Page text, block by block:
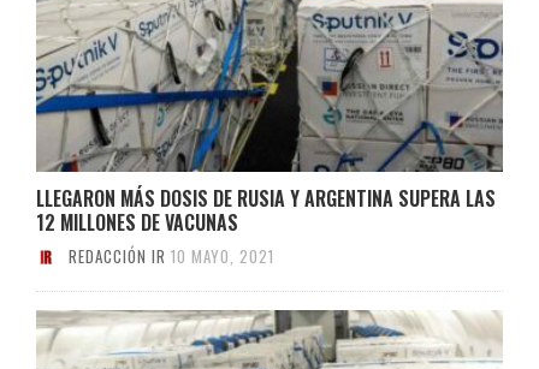
LLEGARON MÁS DOSIS DE RUSIA Y ARGENTINA SUPERA LAS
12 MILLONES DE VACUNAS
REDACCIÓN IR 10 MAYO, 2021